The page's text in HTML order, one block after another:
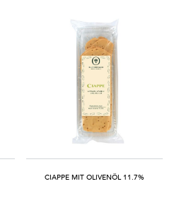
CIAPPE MIT OLIVENÖL 11.7%